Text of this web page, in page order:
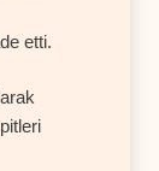
etti.